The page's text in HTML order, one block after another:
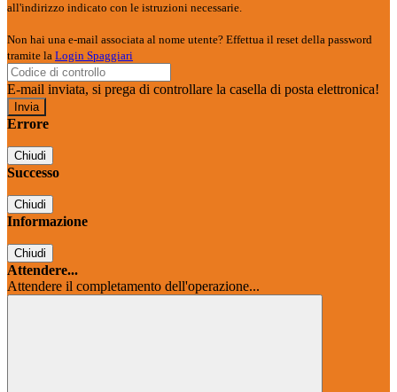
all'indirizzo indicato con le istruzioni necessarie.
Non hai una e-mail associata al nome utente? Effettua il reset della password
tramite la Login Spaggiari
E-mail inviata, si prega di controllare la casella di posta elettronica!
Errore
Chiudi
Successo
Chiudi
Informazione
Chiudi
Attendere...
Attendere il completamento dell'operazione...